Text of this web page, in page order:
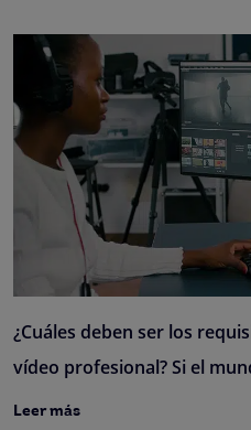
¿Cuáles deben ser los
vídeo profesional? Si el
Leer más